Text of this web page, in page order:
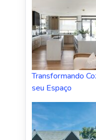
Transformando
seu Espaço